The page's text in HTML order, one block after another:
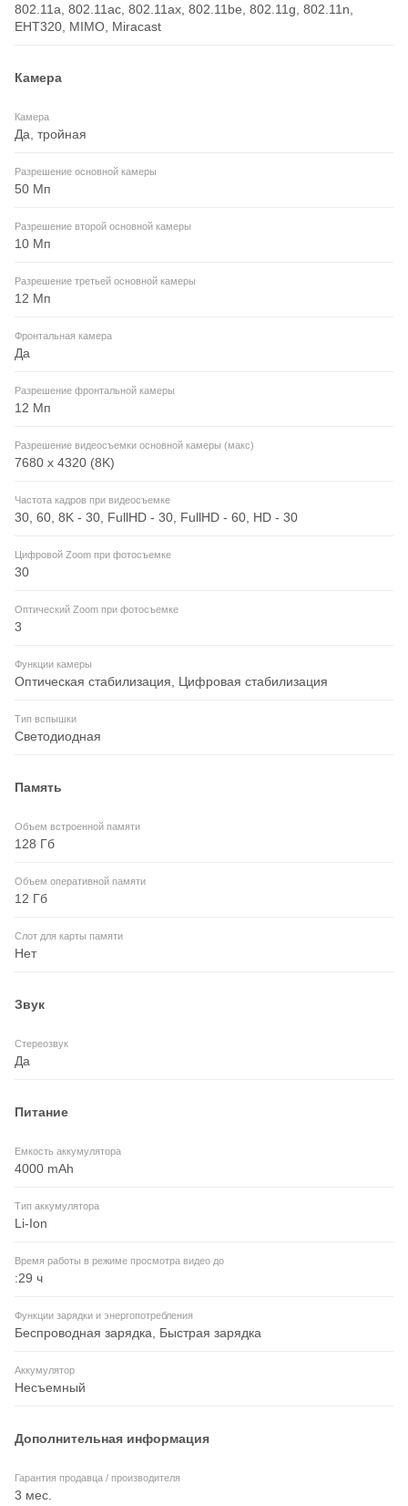
802.11a, 802.11ac, 802.11ax, 802.11be, 802.11g, 802.11n,
EHT320, MIMO, Miracast
Камера
Камера
Да, тройная
Разрешение основной камеры
50 Мп
Разрешение второй основной камеры
10 Мп
Разрешение третьей основной камеры
12 Мп
Фронтальная камера
Да
Разрешение фронтальной камеры
12 Мп
Разрешение видеосъемки основной камеры (макс)
7680 x 4320 (8K)
Частота кадров при видеосъемке
30, 60, 8K - 30, FullHD - 30, FullHD - 60, HD - 30
Цифровой Zoom при фотосъемке
30
Оптический Zoom при фотосъемке
3
Функции камеры
Оптическая стабилизация, Цифровая стабилизация
Тип вспышки
Светодиодная
Память
Объем встроенной памяти
128 Гб
Объем оперативной памяти
12 Гб
Слот для карты памяти
Нет
Звук
Стереозвук
Да
Питание
Емкость аккумулятора
4000 mAh
Тип аккумулятора
Li-Ion
Время работы в режиме просмотра видео до
:29 ч
Функции зарядки и энергопотребления
Беспроводная зарядка, Быстрая зарядка
Аккумулятор
Несъемный
Дополнительная информация
Гарантия продавца / производителя
3 мес.